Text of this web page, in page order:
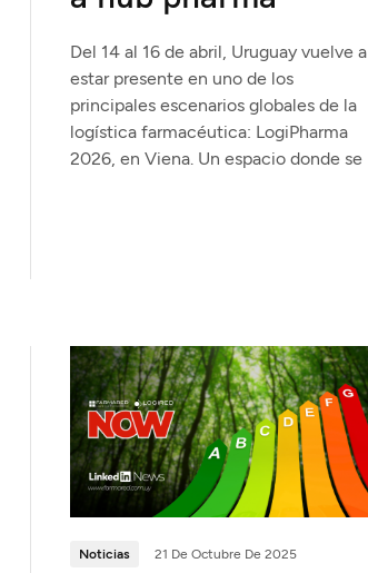
Del 14 al 16 de abril, Uruguay vuelve a
estar presente en uno de los
principales escenarios globales de la
logística farmacéutica: LogiPharma
2026, en Viena. Un espacio donde se
Noticias 21 De Octubre De 2025